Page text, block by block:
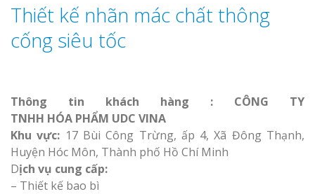
Thiết kế nhãn mác chất thông
cống siêu tốc
Thông tin khách hàng : CÔNG TY
TNHH HÓA PHẨM UDC VINA
Khu vực: 17 Bùi Công Trừng, ấp 4, Xã Đông Thạnh,
Huyện Hóc Môn, Thành phố Hồ Chí Minh
Dịch vụ cung cấp:
– Thiết kế bao bì
Thi Công
Hiệu